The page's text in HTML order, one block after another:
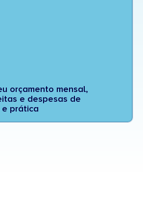
orçamento mensal,
e despesas de
e prática